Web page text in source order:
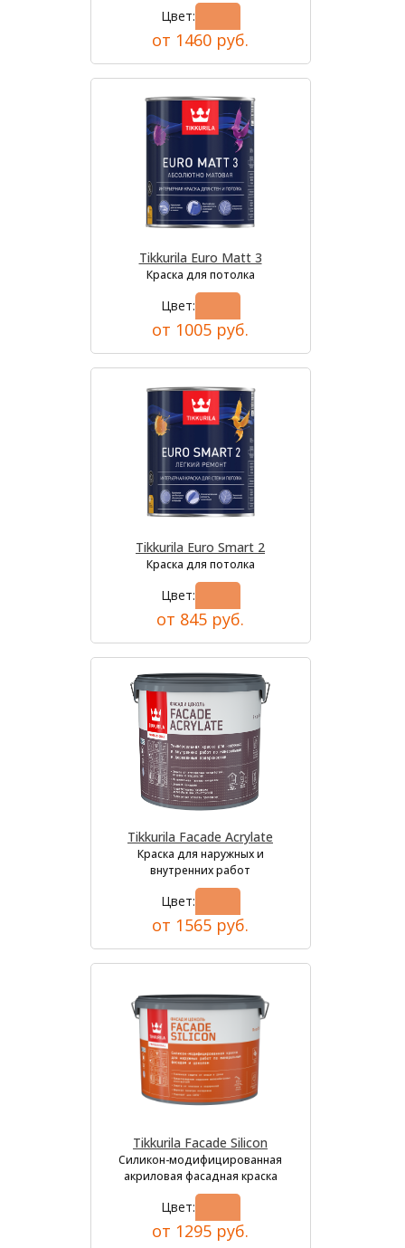
Цвет:
от 1460 руб.
Tikkurila Euro Matt 3
Краска для потолка
Цвет:
от 1005 руб.
Tikkurila Euro Smart 2
Краска для потолка
Цвет:
от 845 руб.
Tikkurila Facade Acrylate
Краска для наружных и
внутренних работ
Цвет:
от 1565 руб.
Tikkurila Facade Silicon
Силикон-модифицированная
акриловая фасадная краска
Цвет:
от 1295 руб.